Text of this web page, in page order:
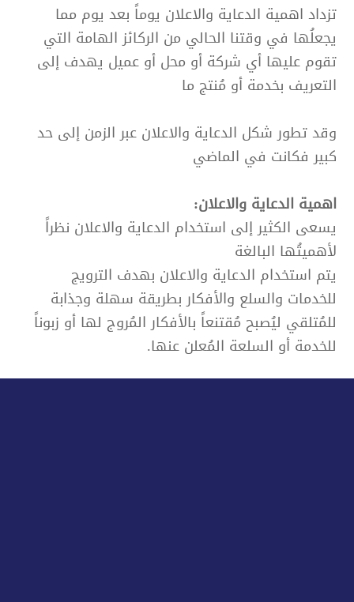
تزداد اهمية الدعاية والاعلان يوماً بعد يوم مما
يجعلُها في وقتنا الحالي من الركائز الهامة التي
تقوم عليها أي شركة أو محل أو عميل يهدف إلى
التعريف بخدمة أو مُنتج ما
وقد تطور شكل الدعاية والاعلان عبر الزمن إلى حد
كبير فكانت في الماضي
اهمية الدعاية والاعلان:
يسعى الكثير إلى استخدام الدعاية والاعلان نظراً
لأهميتُها البالغة
يتم استخدام الدعاية والاعلان بهدف الترويج
للخدمات والسلع والأفكار بطريقة سهلة وجذابة
للمُتلقي ليُصبح مُقتنعاً بالأفكار المُروج لها أو زبوناً
للخدمة أو السلعة المُعلن عنها.